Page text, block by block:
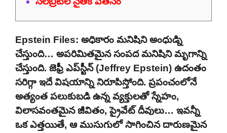
Epstein Files: అధికారం మనిషిని అంధుడ్ని
చేస్తుంది… అపరిమితమైన సంపద మనిషిని మృగాన్ని
చేస్తుంది. జెఫ్రీ ఎప్‌స్టీన్ (Jeffrey Epstein) ఉదంతం
సరిగ్గా ఇదే విషయాన్ని నిరూపిస్తోంది. ప్రపంచంలోనే
అత్యంత పలుకుబడి ఉన్న వ్యక్తులతో స్నేహం,
విలాసవంతమైన జీవితం, ప్రైవేట్ దీవులు… ఇవన్నీ
ఒక ఎత్తయితే, ఆ ముసుగులో సాగించిన దారుణమైన